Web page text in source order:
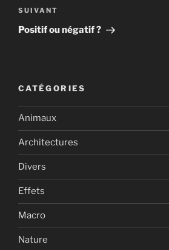
Article
suivant
SUIVANT
Positif ou négatif ?
CATÉGORIES
Animaux
Architectures
Divers
Effets
Macro
Nature